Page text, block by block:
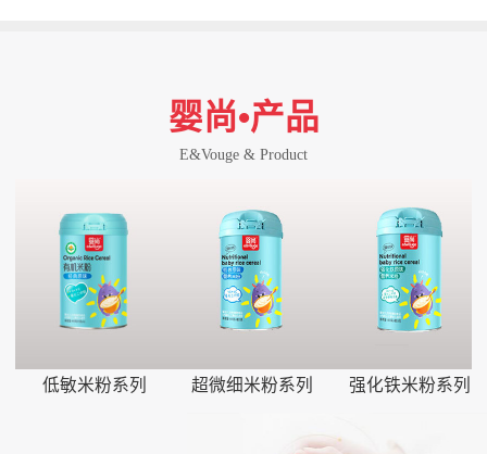
婴尚•产品
E&Vouge & Product
低敏米粉系列 超微细米粉系列 强化铁米粉系列